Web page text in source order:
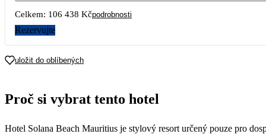
57 599 53 299
Celkem: 106 438 Kčpodrobnosti
Rezervujte
uložit do oblíbených
Proč si vybrat tento hotel
Hotel Solana Beach Mauritius je stylový resort určený pouze pro